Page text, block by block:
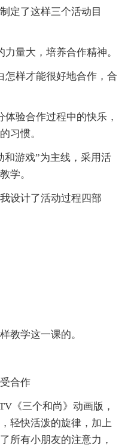
定了这样三个活动目
量大，培养合作精神。
怎样才能很好地合作，合
验合作过程中的快乐，
习惯。
和游戏”为主线，采用活
学。
设计了活动过程四部
教学这一课的。
合作
《三个和尚》动画版，
轻快活泼的旋律，加上
所有小朋友的注意力，